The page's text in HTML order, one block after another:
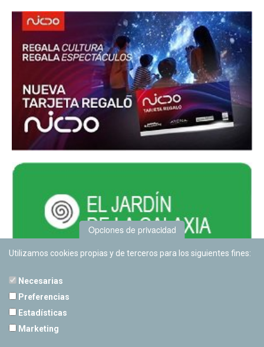
Opciones de privacidad
Utilizamos cookies propias y de terceros para los siguientes fines:
Necesarias
Preferencias
Estadísticas
Marketing